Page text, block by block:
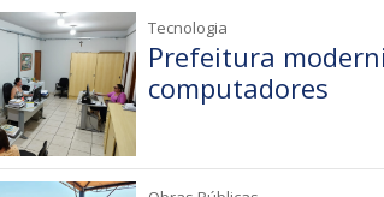
Tecnologia
Prefeitura
computadores